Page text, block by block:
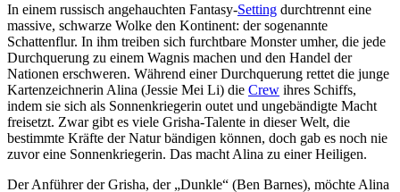
In einem russisch angehauchten Fantasy-Setting durchtrennt eine
massive, schwarze Wolke den Kontinent: der sogenannte
Schattenflur. In ihm treiben sich furchtbare Monster umher, die jede
Durchquerung zu einem Wagnis machen und den Handel der
Nationen erschweren. Während einer Durchquerung rettet die junge
Kartenzeichnerin Alina (Jessie Mei Li) die Crew ihres Schiffs,
indem sie sich als Sonnenkriegerin outet und ungebändigte Macht
freisetzt. Zwar gibt es viele Grisha-Talente in dieser Welt, die
bestimmte Kräfte der Natur bändigen können, doch gab es noch nie
zuvor eine Sonnenkriegerin. Das macht Alina zu einer Heiligen.
Der Anführer der Grisha, der „Dunkle“ (Ben Barnes), möchte Alina